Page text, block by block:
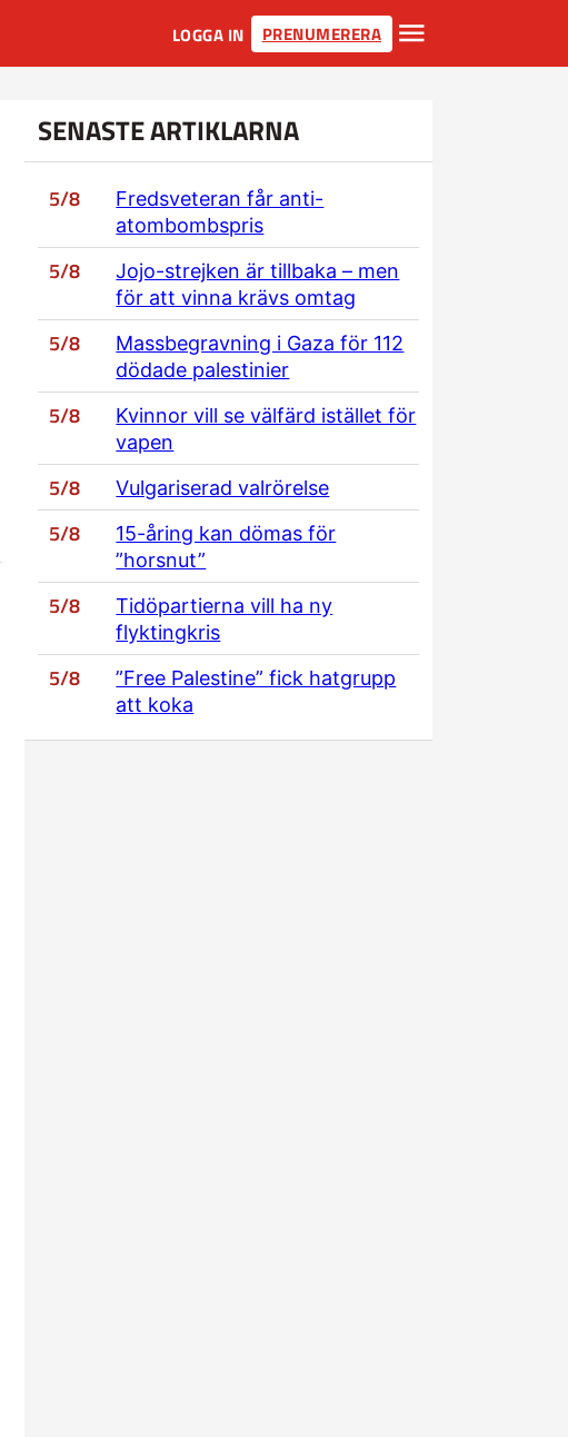
LOGGA IN PRENUMERERA
SENASTE ARTIKLARNA
5/8
Fredsveteran får anti-
atombombspris
5/8
Jojo-strejken är tillbaka – men
för att vinna krävs omtag
5/8
Massbegravning i Gaza för 112
dödade palestinier
5/8
Kvinnor vill se välfärd istället för
vapen
5/8 Vulgariserad valrörelse
5/8
15-åring kan dömas för
”horsnut”
5/8
Tidöpartierna vill ha ny
flyktingkris
5/8
”Free Palestine” fick hatgrupp
att koka